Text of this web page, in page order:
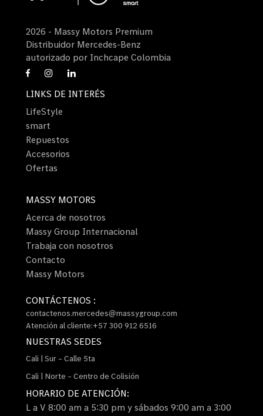
2026 - Massy Motors Premium
Distribuidor Mercedes-Benz
autorizado por Inchcape Colombia
LINKS DE INTERÉS
LifeStyle
smart
Repuestos
Accesorios
Ofertas
MASSY MOTORS
Acerca de nosotros
Massy Group Internacional
Trabaja con nosotros
Contacto
Massy Motors
CONTÁCTENOS :
contactenos.mercedes@massygroup.com
Atención al cliente:+57 300 912 6516
NUESTRAS SEDES
Cali | Sur – Calle 5ta
Cali | Norte – Centro de Colisión
HORARIO DE ATENCIÓN:
L a V 8:00 am a 5:30 pm y sábados 9:00 am a 3:00